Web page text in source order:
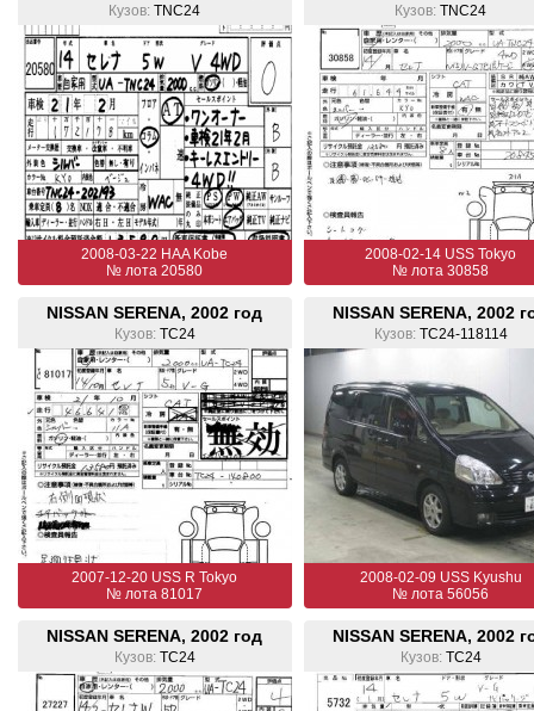
Кузов: TNC24
2008-03-22 HAA Kobe
№ лота 20580
Кузов: TNC24
2008-02-14 USS Tokyo
№ лота 30858
NISSAN SERENA, 2002 год
Кузов: TC24
2007-12-20 USS R Tokyo
№ лота 81017
NISSAN SERENA, 2002
Кузов: TC24-118114
2008-02-09 USS Kyushu
№ лота 56056
NISSAN SERENA, 2002 год
Кузов: TC24
NISSAN SERENA, 2002
Кузов: TC24